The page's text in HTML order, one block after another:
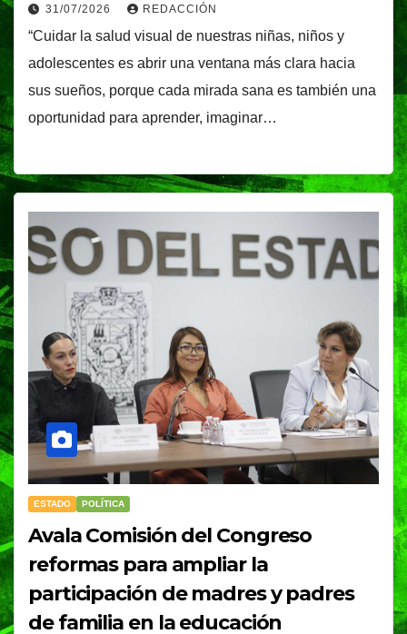
31/07/2026 REDACCIÓN
“Cuidar la salud visual de nuestras niñas, niños y
adolescentes es abrir una ventana más clara hacia
sus sueños, porque cada mirada sana es también una
oportunidad para aprender, imaginar…
ESTADO POLÍTICA
Avala Comisión del Congreso
reformas para ampliar la
participación de madres y padres
de familia en la educación